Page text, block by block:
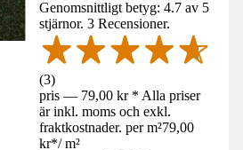
Genomsnittligt betyg: 4.7 av 5
stjärnor. 3 Recensioner.
(3)
pris — 79,00 kr * Alla priser
är inkl. moms och exkl.
fraktkostnader. per m²79,00
kr*/ m²